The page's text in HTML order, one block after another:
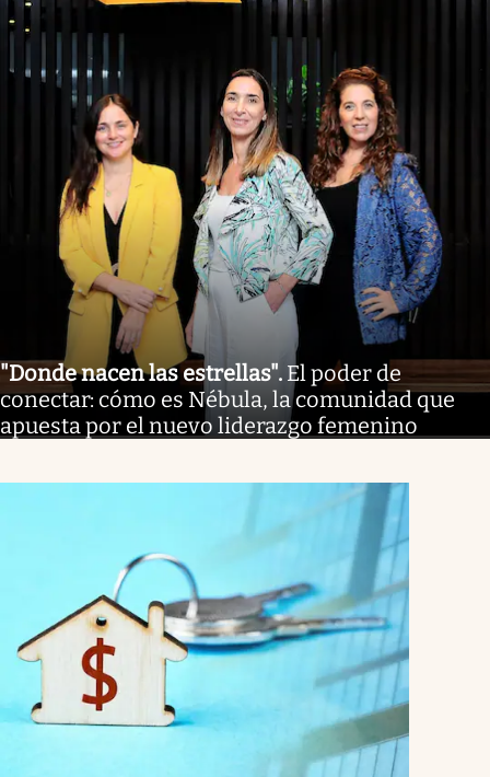
"Donde nacen las estrellas". El poder de
conectar: cómo es Nébula, la comunidad que
apuesta por el nuevo liderazgo femenino